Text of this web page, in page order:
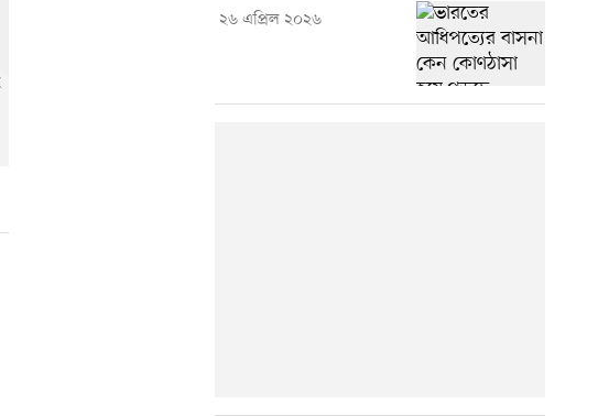
২৬ এপ্রিল ২০২৬